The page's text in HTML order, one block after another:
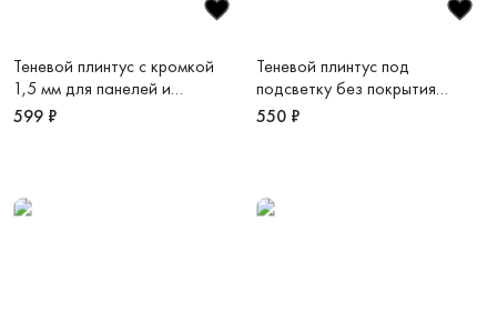
Теневой плинтус с кромкой
1,5 мм для панелей и
керамогранита 39,3х16х3000
599 ₽
Теневой плинтус под
подсветку без покрытия
41,3х15х3000 мм, зазор 20
550 ₽